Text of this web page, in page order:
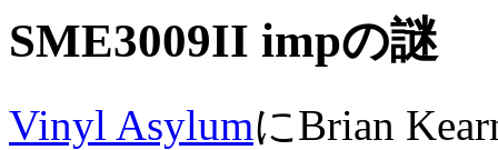
SME3009II impの謎
Vinyl AsylumにBrian